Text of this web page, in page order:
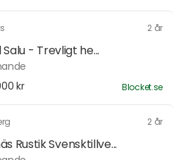
2 år
Salu - Trevligt he...
kr
Blocket.se
2 år
Rustik Svensktillve...